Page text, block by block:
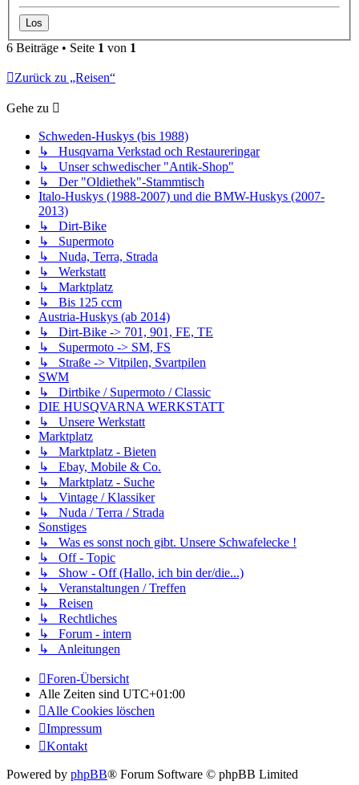
6 Beiträge • Seite 1 von 1
Zurück zu „Reisen“
Gehe zu
Schweden-Huskys (bis 1988)
↳ Husqvarna Verkstad och Restaureringar
↳ Unser schwedischer "Antik-Shop"
↳ Der "Oldiethek"-Stammtisch
Italo-Huskys (1988-2007) und die BMW-Huskys (2007-
2013)
↳ Dirt-Bike
↳ Supermoto
↳ Nuda, Terra, Strada
↳ Werkstatt
↳ Marktplatz
↳ Bis 125 ccm
Austria-Huskys (ab 2014)
↳ Dirt-Bike -> 701, 901, FE, TE
↳ Supermoto -> SM, FS
↳ Straße -> Vitpilen, Svartpilen
SWM
↳ Dirtbike / Supermoto / Classic
DIE HUSQVARNA WERKSTATT
↳ Unsere Werkstatt
Marktplatz
↳ Marktplatz - Bieten
↳ Ebay, Mobile & Co.
↳ Marktplatz - Suche
↳ Vintage / Klassiker
↳ Nuda / Terra / Strada
Sonstiges
↳ Was es sonst noch gibt. Unsere Schwafelecke !
↳ Off - Topic
↳ Show - Off (Hallo, ich bin der/die...)
↳ Veranstaltungen / Treffen
↳ Reisen
↳ Rechtliches
↳ Forum - intern
↳ Anleitungen
Foren-Übersicht
Alle Zeiten sind UTC+01:00
Alle Cookies löschen
Impressum
Kontakt
Powered by phpBB® Forum Software © phpBB Limited